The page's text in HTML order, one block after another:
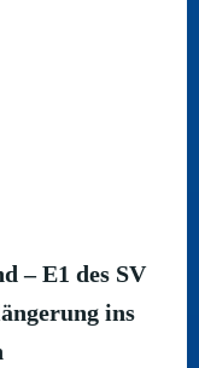
– E1 des SV
ins